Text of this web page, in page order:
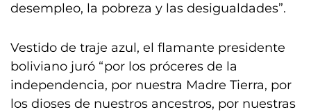
desempleo, la pobreza y las desigualdades”.
Vestido de traje azul, el flamante presidente
boliviano juró “por los próceres de la
independencia, por nuestra Madre Tierra, por
los dioses de nuestros ancestros, por nuestras